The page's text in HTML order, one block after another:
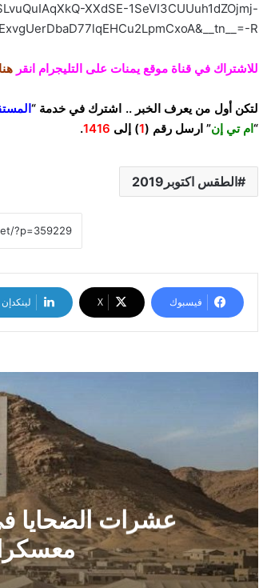
XXdSE-1SeVI3CUUuh1dZOjmj-
R
للاشتراك في قناة موقع يمنات على التليجرام انقر هنا
لتكن أول من يعرف الخبر .. اشترك في خدمة “
“ ام تي إن” ارسل رقم (1) إلى 1416
.
الطقس اكتوبر2019
فيسبوك ‫X لينكدإن
عشرات الضحايا